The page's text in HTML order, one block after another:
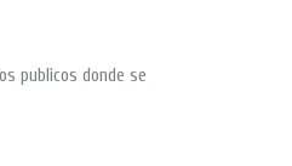
publicos donde se